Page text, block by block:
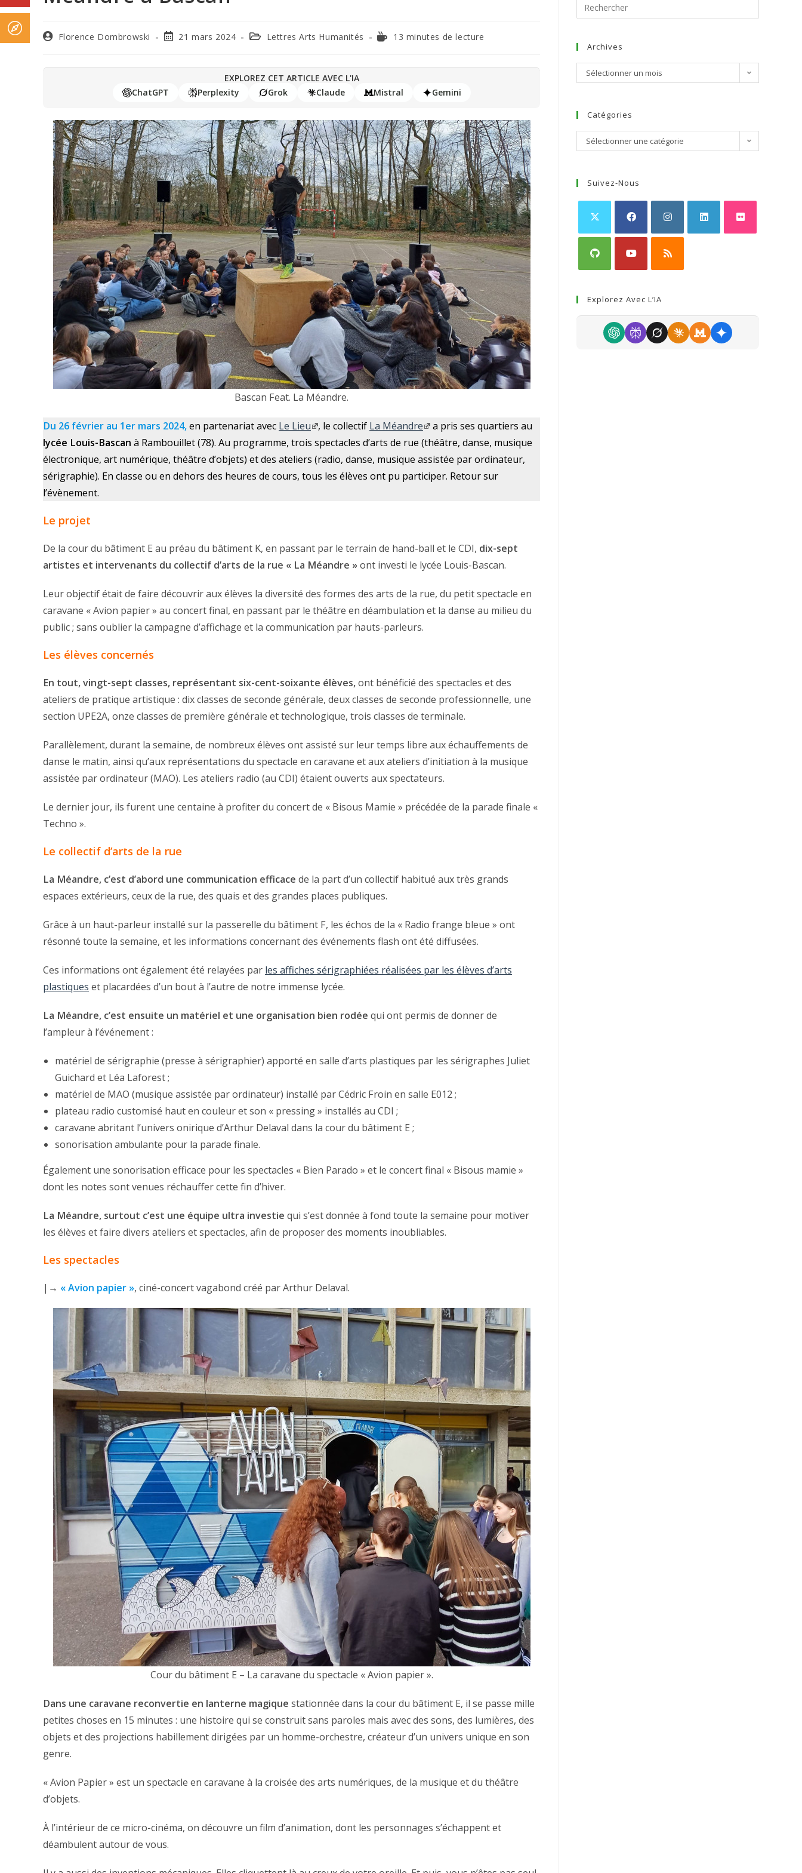
Florence Dombrowski 21 mars 2024 Lettres Arts Humanités 13 minutes de lecture
EXPLOREZ CET ARTICLE AVEC L'IA
ChatGPT
Perplexity Grok Claude Mistral Gemini
Bascan Feat. La Méandre.
Du 26 février au 1er mars 2024,en partenariat avec Le Lieu , le collectif La Méandre
a pris ses quartiers au
lycée Louis-Bascan à Rambouillet (78). Au programme, trois spectacles d’arts de rue (théâtre, danse, musique
électronique, art numérique, théâtre d’objets) et des ateliers (radio, danse, musique assistée par ordinateur,
sérigraphie). En classe ou en dehors des heures de cours, tous les élèves ont pu participer. Retour sur
l’évènement.
Le projet
De la cour du bâtiment E au préau du bâtiment K, en passant par le terrain de hand-ball et le CDI, dix-sept
artistes et intervenants du collectif d’arts de la rue « La Méandre »ont investi le lycée Louis-Bascan.
Leur objectif était de faire découvrir aux élèves la diversité des formes des arts de la rue, du petit spectacle en
caravane « Avion papier » au concert final, en passant par le théâtre en déambulation et la danse au milieu du
public ; sans oublier la campagne d’affichage et la communication par hauts-parleurs.
Les élèves concernés
En tout, vingt-sept classes, représentant six-cent-soixante élèves,ont bénéficié des spectacles et des
ateliers de pratique artistique : dix classes de seconde générale, deux classes de seconde professionnelle, une
section UPE2A, onze classes de première générale et technologique, trois classes de terminale.
Parallèlement, durant la semaine, de nombreux élèves ont assisté sur leur temps libre aux échauffements de
danse le matin, ainsi qu’aux représentations du spectacle en caravane et aux ateliers d’initiation à la musique
assistée par ordinateur (MAO). Les ateliers radio (au CDI) étaient ouverts aux spectateurs.
Le dernier jour, ils furent une centaine à profiter du concert de « Bisous Mamie » précédée de la parade finale «
Techno ».
Le collectif d’arts de la rue
La Méandre, c’est d’abord une communication efficace de la part d’un collectif habitué aux très grands
espaces extérieurs, ceux de la rue, des quais et des grandes places publiques.
Grâce à un haut-parleur installé sur la passerelle du bâtiment F, les échos de la « Radio frange bleue » ont
résonné toute la semaine, et les informations concernant des événements flash ont été diffusées.
Ces informations ont également été relayées par les affiches sérigraphiées réalisées par les élèves d’arts
plastiques et placardées d’un bout à l’autre de notre immense lycée.
La Méandre, c’est ensuite un matériel et une organisation bien rodée qui ont permis de donner de
l’ampleur à l’événement :
matériel de sérigraphie (presse à sérigraphier) apporté en salle d’arts plastiques par les sérigraphes Juliet
Guichard et Léa Laforest ;
matériel de MAO (musique assistée par ordinateur) installé par Cédric Froin en salle E012 ;
plateau radio customisé haut en couleur et son « pressing » installés au CDI ;
caravane abritant l’univers onirique d’Arthur Delaval dans la cour du bâtiment E ;
sonorisation ambulante pour la parade finale.
Également une sonorisation efficace pour les spectacles « Bien Parado » et le concert final « Bisous mamie »
dont les notes sont venues réchauffer cette fin d’hiver.
La Méandre, surtout c’est une équipe ultra investie qui s’est donnée à fond toute la semaine pour motiver
les élèves et faire divers ateliers et spectacles, afin de proposer des moments inoubliables.
Les spectacles
|→ « Avion papier », ciné-concert vagabond créé par Arthur Delaval.
Cour du bâtiment E – La caravane du spectacle « Avion papier ».
Dans une caravane reconvertie en lanterne magique stationnée dans la cour du bâtiment E, il se passe mille
petites choses en 15 minutes : une histoire qui se construit sans paroles mais avec des sons, des lumières, des
objets et des projections habillement dirigées par un homme-orchestre, créateur d’un univers unique en son
genre.
« Avion Papier » est un spectacle en caravane à la croisée des arts numériques, de la musique et du théâtre
d’objets.
À l’intérieur de ce micro-cinéma, on découvre un film d’animation, dont les personnages s’échappent et
déambulent autour de vous.
Archives
Sélectionner un mois
Catégories
Sélectionner une catégorie
Suivez-Nous
Explorez Avec L’IA